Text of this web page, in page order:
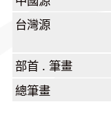
台灣源
部首 . 筆畫
總筆畫